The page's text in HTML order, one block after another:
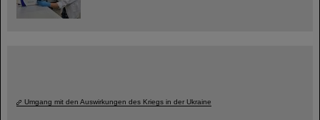
Umgang mit den Auswirkungen des Kriegs in der Ukraine